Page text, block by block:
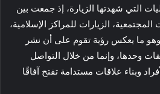
التي شهدتها الزيارة، إذ جمعت بين
المجتمعية، الزيارات للمراكز الإسلامية،
وهو ما يعكس رؤية تقوم على أن نشر
وحدها، وإنما من خلال التواصل
وبناء علاقات مستدامة تفتح آفاقًا